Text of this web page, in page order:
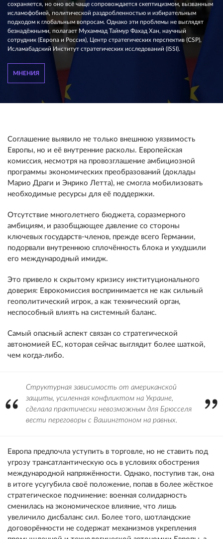
сохраняется, но оно всё чаще сопровождается скептицизмом, вызванным
исламофобией, политической раздробленностью и избирательным
подходом к глобальным вопросам. Однако эти проблемы не выглядят
безнадёжными, полагает Мухаммад Таймур Фахад Хан, научный
сотрудник (Европа и Россия), Центр стратегических перспектив (CSP),
Исламабадский Институт стратегических исследований (ISSI).
МНЕНИЯ
Соглашение выявило не только внешнюю уязвимость
Европы, но и её внутренние расколы. Европейская
комиссия, несмотря на провозглашение амбициозной
программы экономических преобразований (доклады
Марио Драги и Энрико Летта), не смогла мобилизовать
необходимые ресурсы для её поддержки.
Отсутствие многолетнего бюджета, соразмерного
амбициям, и разобщающее давление со стороны
ключевых государств-членов, прежде всего Германии,
подорвали внутреннюю сплочённость блока и ухудшили
его международный имидж.
Это привело к скрытому кризису институционального
доверия: Еврокомиссия воспринимается не как сильный
геополитический игрок, а как технический орган,
неспособный влиять на системный баланс.
Самый опасный аспект связан со стратегической
автономией ЕС, которая сейчас выглядит более шаткой,
чем когда-либо.
Структурная зависимость от американской
защиты, усиленная конфликтом на Украине,
сделала практически невозможным для Брюсселя
вести переговоры с Вашингтоном на равных.
Европа предпочла уступить в торговле, но не ставить под
угрозу трансатлантическую ось в условиях обострения
международной напряжённости. Однако, поступив так, она
в итоге усугубила своё положение, попав в более жёсткое
стратегическое подчинение: военная солидарность
сменилась на экономическое влияние, что лишь
увеличило дисбаланс сил. Более того, шотландские
договорённости не содержат механизмов укрепления